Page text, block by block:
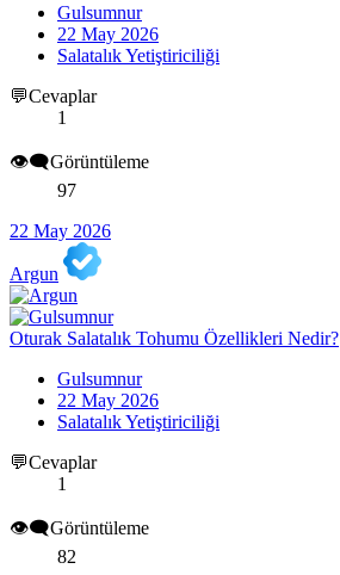
Gulsumnur
22 May 2026
Salatalık Yetiştiriciliği
💬Cevaplar
1
👁️‍🗨️Görüntüleme
97
22 May 2026
Argun
Oturak Salatalık Tohumu Özellikleri Nedir?
Gulsumnur
22 May 2026
Salatalık Yetiştiriciliği
💬Cevaplar
1
👁️‍🗨️Görüntüleme
82